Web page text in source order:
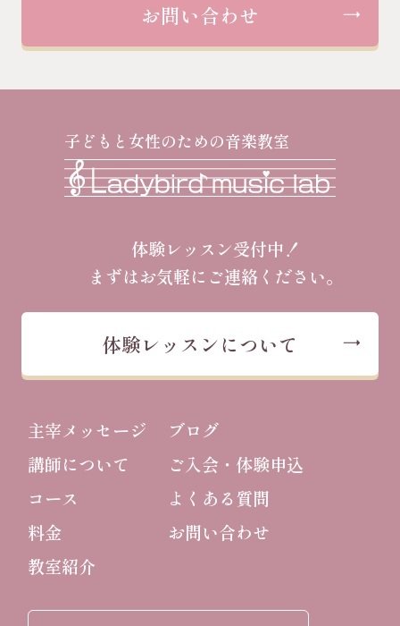
お問い合わせ
子どもと女性のための音楽教室
体験レッスン受付中！
まずはお気軽にご連絡ください。
体験レッスンについて
主宰メッセージ
講師について
コース
料金
教室紹介
ブログ
ご入会・体験申込
よくある質問
お問い合わせ